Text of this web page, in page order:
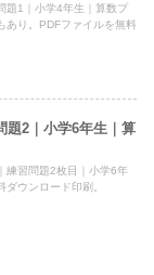
題1｜小学4年生｜算数プ
あり。PDFファイルを無料
題2｜小学6年生｜算
練習問題2枚目｜小学6年
ウンロード印刷。